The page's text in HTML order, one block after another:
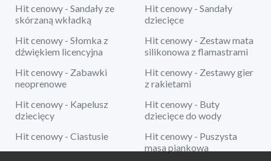
Hit cenowy - Sandały ze
skórzaną wkładką
Hit cenowy - Sandały
dziecięce
Hit cenowy - Słomka z
dźwiękiem licencyjna
Hit cenowy - Zestaw mata
silikonowa z flamastrami
Hit cenowy - Zabawki
neoprenowe
Hit cenowy - Zestawy gier
z rakietami
Hit cenowy - Kapelusz
dziecięcy
Hit cenowy - Buty
dziecięce do wody
Hit cenowy - Ciastusie
Hit cenowy - Puszysta
masa piankowa